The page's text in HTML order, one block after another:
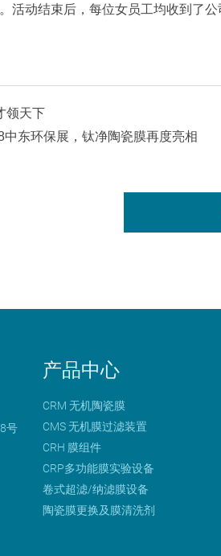
活动结束后，每位女员工均收到了公
领天下
东环保展，钛净陶瓷膜再度亮相
号
产品中心
CRM 无机陶瓷膜
CMS 无机膜过滤装置
CRH 膜组件
CRP多功能膜实验设备
卷式超滤/纳滤膜设备
陶瓷膜更换及膜清洗剂